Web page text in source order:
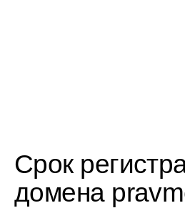
Срок
домена